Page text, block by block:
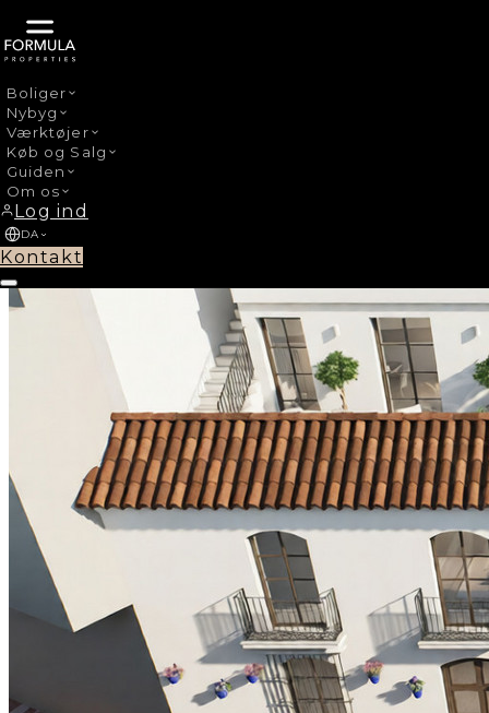
Boliger
Nybyg
Værktøjer
Køb og Salg
Guiden
Om os
Log ind
DA
Kontakt
Nybyg› Estepona Centro